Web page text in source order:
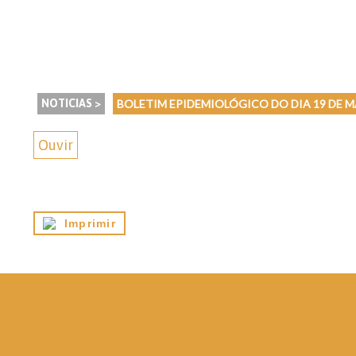
NOTICIAS > BOLETIM EPIDEMIOLÓGICO DO DIA 19 DE
Ouvir
Imprimir